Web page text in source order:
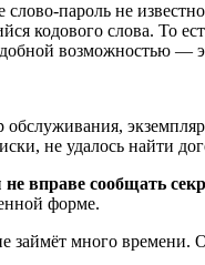
слово-пароль не
кодового слова. То
возможностью —
не удалось найти
вправе сообщать
форме.
займёт много